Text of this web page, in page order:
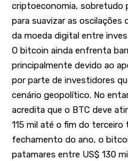
criptoeconomia, sobretudo
para suavizar as oscilações
da moeda digital entre
O bitcoin ainda enfrenta
principalmente devido ao
por parte de investidores
cenário geopolítico. No
acredita que o BTC deve
115 mil até o fim do
fechamento do ano, o
patamares entre US$ 130